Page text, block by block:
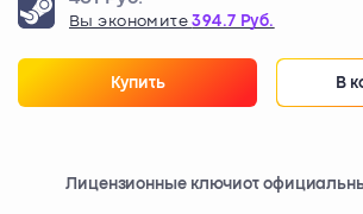
Вы экономите394.7 Руб.
Купить В
Лицензионные ключиот